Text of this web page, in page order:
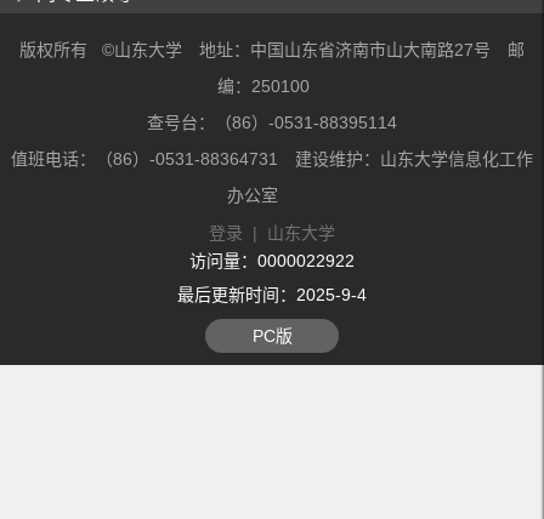
版权所有 ©山东大学 地址：中国山东省济南市山大南路27号 邮
编：250100
查号台：（86）-0531-88395114
值班电话：（86）-0531-88364731 建设维护：山东大学信息化工作
办公室
登录 | 山东大学
访问量： 0000022922
最后更新时间： 2025-9-4
PC版